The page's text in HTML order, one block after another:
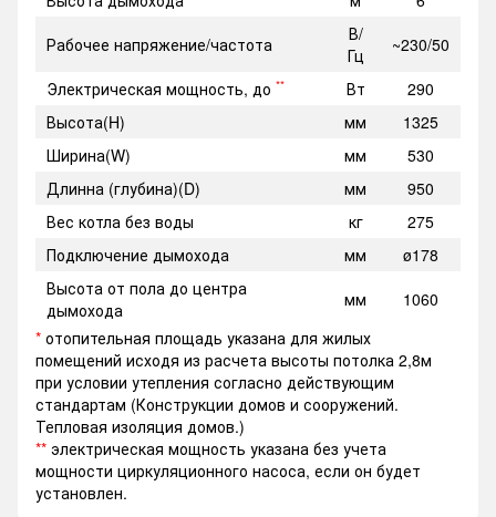
Рабочее напряжение/частота
В/
Гц
~230/50
Электрическая мощность, до ** Вт
290
Высота(H)
мм
1325
Ширина(W)
мм
530
Длинна (глубина)(D)
мм
950
Вес котла без воды
кг
275
Подключение дымохода
мм
ø178
Высота от пола до центра
дымохода
мм
1060
* отопительная площадь указана для жилых
помещений исходя из расчета высоты потолка 2,8м
при условии утепления согласно действующим
стандартам (Конструкции домов и сооружений.
Тепловая изоляция домов.)
** электрическая мощность указана без учета
мощности циркуляционного насоса, если он будет
установлен.